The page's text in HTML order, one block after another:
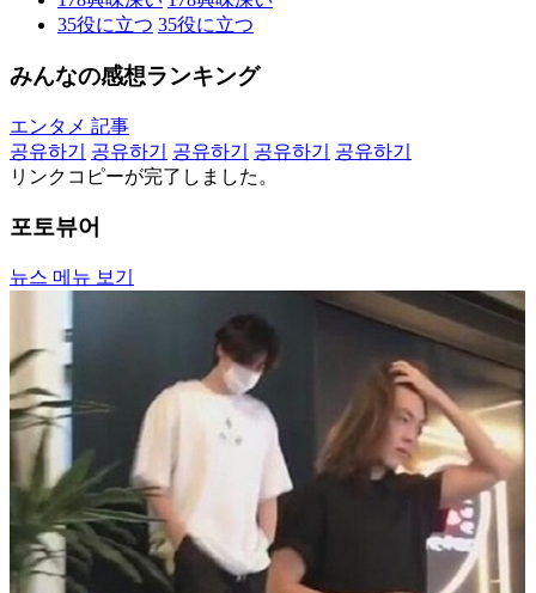
35役に立つ 35役に立つ
みんなの感想ランキング
エンタメ 記事
공유하기
공유하기 공유하기 공유하기
공유하기
リンクコピーが完了しました。
포토뷰어
뉴스 메뉴 보기